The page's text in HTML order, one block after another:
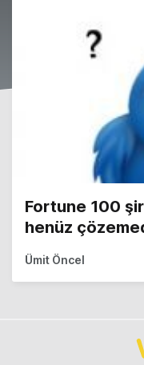
Fortune 100
henüz
Ümit Öncel